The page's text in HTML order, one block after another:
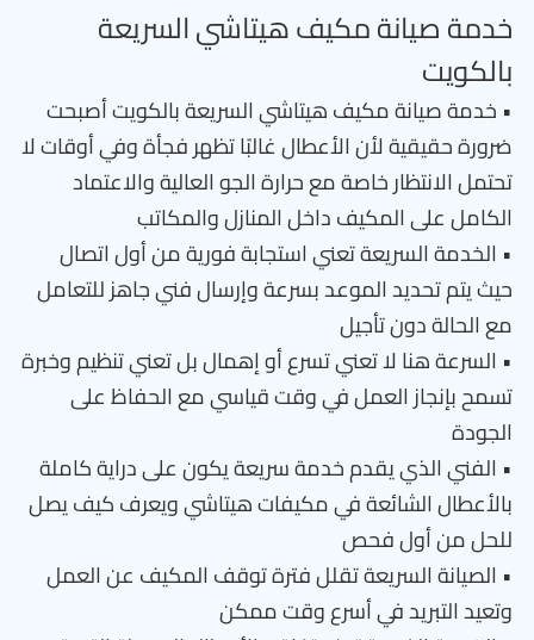
خدمة صيانة مكيف هيتاشي السريعة
بالكويت
• خدمة صيانة مكيف هيتاشي السريعة بالكويت أصبحت
ضرورة حقيقية لأن الأعطال غالبًا تظهر فجأة وفي أوقات لا
تحتمل الانتظار خاصة مع حرارة الجو العالية والاعتماد
الكامل على المكيف داخل المنازل والمكاتب
• الخدمة السريعة تعني استجابة فورية من أول اتصال
حيث يتم تحديد الموعد بسرعة وإرسال فني جاهز للتعامل
مع الحالة دون تأجيل
• السرعة هنا لا تعني تسرع أو إهمال بل تعني تنظيم وخبرة
تسمح بإنجاز العمل في وقت قياسي مع الحفاظ على
الجودة
• الفني الذي يقدم خدمة سريعة يكون على دراية كاملة
بالأعطال الشائعة في مكيفات هيتاشي ويعرف كيف يصل
للحل من أول فحص
• الصيانة السريعة تقلل فترة توقف المكيف عن العمل
وتعيد التبريد في أسرع وقت ممكن